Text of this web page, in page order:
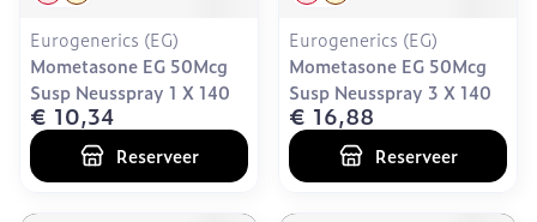
Eurogenerics (EG)
Mometasone EG 50Mcg
Susp Neusspray 1 X 140
€ 10,34
Reserveer
Eurogenerics (EG)
Mometasone EG 50Mcg
Susp Neusspray 3 X 140
€ 16,88
Reserveer